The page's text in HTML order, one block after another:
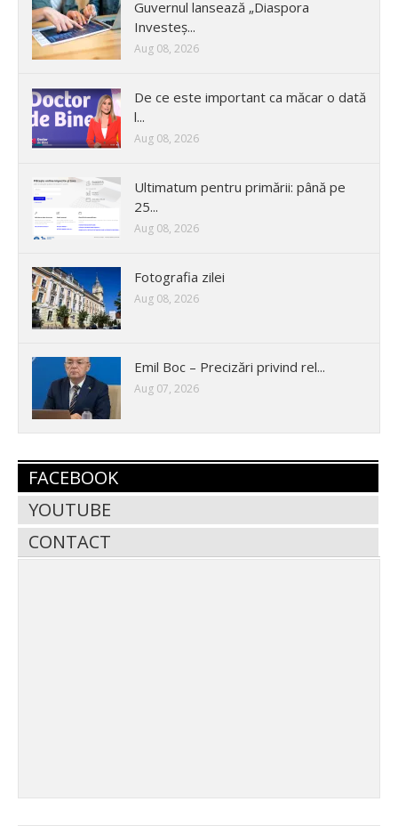
Guvernul lansează „Diaspora
Investeș...
Aug 08, 2026
De ce este important ca măcar o dată
l...
Aug 08, 2026
Ultimatum pentru primării: până pe
25...
Aug 08, 2026
Fotografia zilei
Aug 08, 2026
Emil Boc – Precizări privind rel...
Aug 07, 2026
FACEBOOK
YOUTUBE
CONTACT